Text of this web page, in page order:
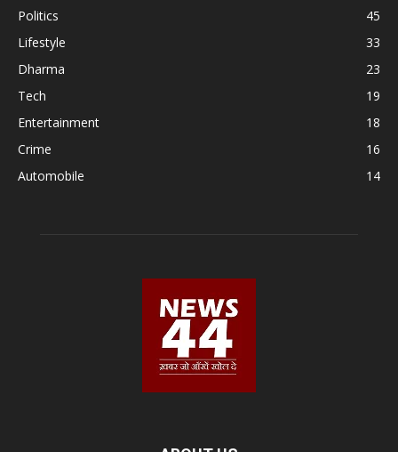
Politics
45
Lifestyle
33
Dharma
23
Tech
19
Entertainment
18
Crime
16
Automobile
14